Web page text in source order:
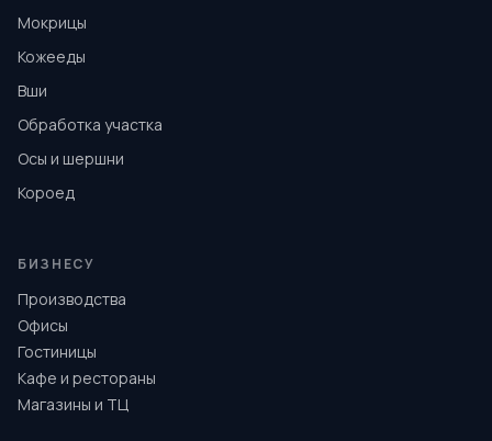
Мокрицы
Кожееды
Вши
Обработка участка
Осы и шершни
Короед
БИЗНЕСУ
Производства
Офисы
Гостиницы
Кафе и рестораны
Магазины и ТЦ